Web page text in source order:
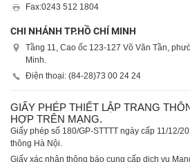
Fax:0243 512 1804
CHI NHÁNH TP.HỒ CHÍ MINH
Tầng 11, Cao ốc 123-127 Võ Văn Tần,
Minh.
Điện thoại: (84-28)73 00 24 24
GIẤY PHÉP THIẾT LẬP TRANG
HỢP TRÊN MẠNG.
Giấy phép số 180/GP-STTTT ngày cấp 11/12/
thông Hà Nội.
Giấy xác nhận thông báo cung cấp dịch vụ